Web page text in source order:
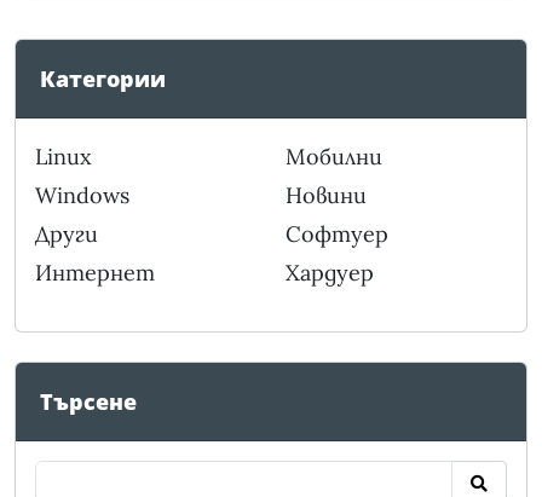
Категории
Linux
Windows
Други
Интернет
Мобилни
Новини
Софтуер
Хардуер
Търсене